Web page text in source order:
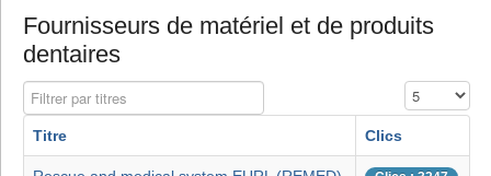
Fournisseurs de matériel et de produits
dentaires
Filtrer par titres Affichage #
Titre Clics